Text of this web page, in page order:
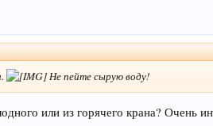
Не пейте сырую воду!
или из горячего крана? Очень